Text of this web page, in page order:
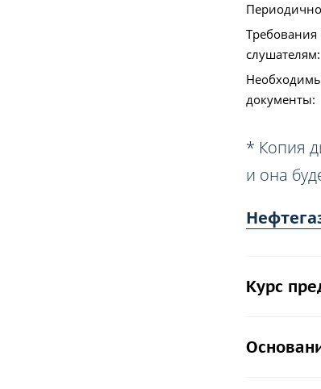
Требования
слушателям:
документы:
* Копия
и она
Курс